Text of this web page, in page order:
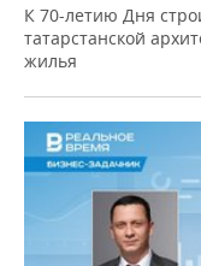
К 70-летию Дня
татарстанской
жилья